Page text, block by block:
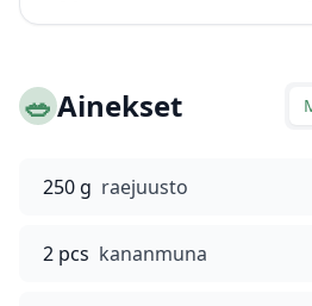
🥗Ainekset
250 g raejuusto
2 pcs kananmuna